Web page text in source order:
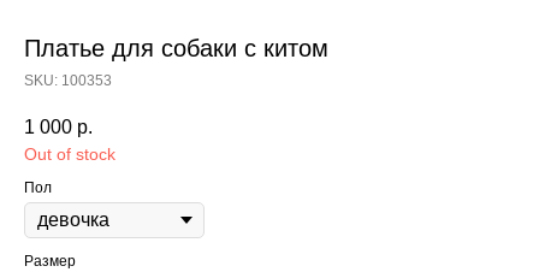
Платье для собаки с китом
SKU: 100353
1 000 р.
Out of stock
Пол
Размер